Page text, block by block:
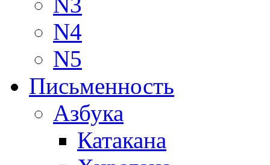
N4
N5
Письменность
Азбука
Катакана